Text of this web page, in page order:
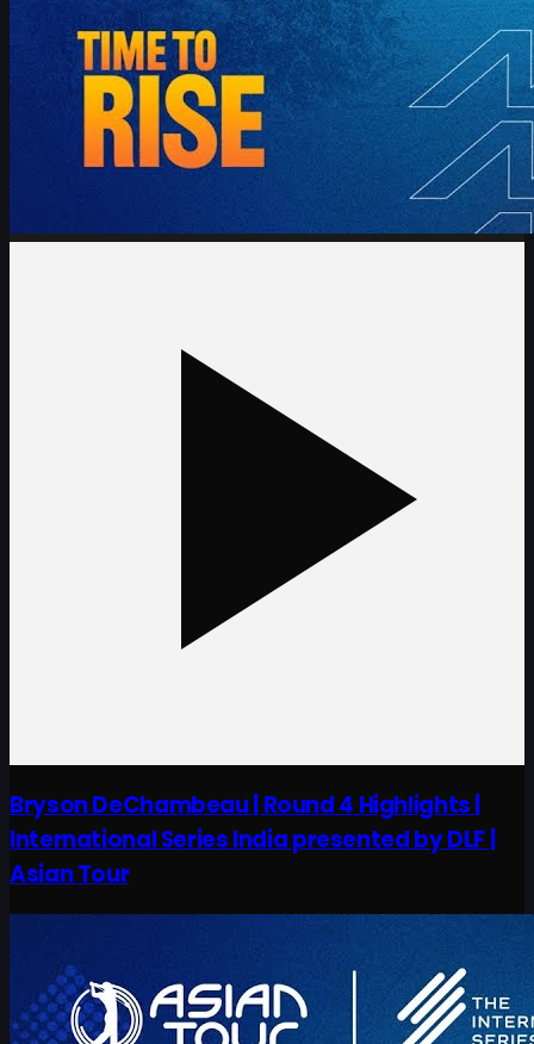
Bryson DeChambeau | Round 4 Highlights |
International Series India presented by DLF |
Asian Tour